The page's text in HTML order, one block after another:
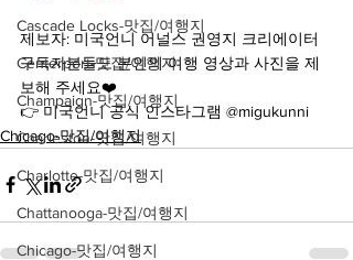
Cascade Locks-맛집/여행지
Centerport-맛집/여행지
Champaign-맛집/여행지
Charleston-맛집/여행지
Charlotte-맛집/여행지
Chattanooga-맛집/여행지
Chicago-맛집/여행지
제보자: 미국언니 어널스 권영지 크리에이터
구독자분들도 본인의 여행 영상과 사진을 제
보해 주세요❤️
👉 미국언니 공식 인스타그램 @migukunni
Chicago-맛집/여행지